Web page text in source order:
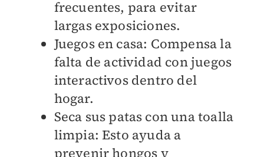
frecuentes, para evitar
largas exposiciones.
Juegos en casa: Compensa la
falta de actividad con juegos
interactivos dentro del
hogar.
Seca sus patas con una toalla
limpia: Esto ayuda a
prevenir hongos y